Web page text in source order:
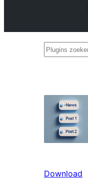
Plugins
Download